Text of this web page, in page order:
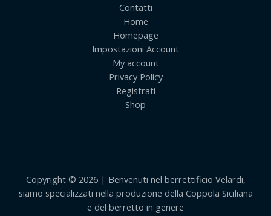
Contatti
Home
Homepage
Impostazioni Account
My account
Privacy Policy
Registrati
Shop
Copyright © 2026 | Benvenuti nel berrettificio Velardi,
siamo specializzati nella produzione della Coppola Siciliana
e del berretto in genere